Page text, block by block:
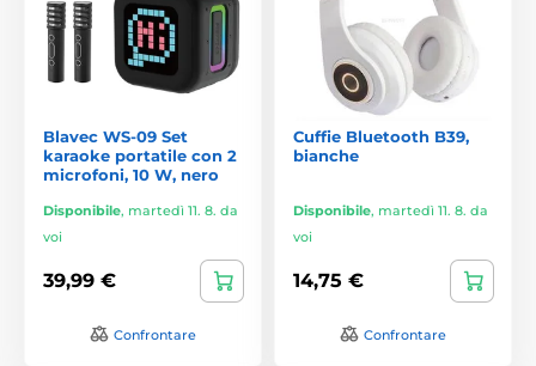
Blavec WS-09 Set
karaoke portatile con 2
microfoni, 10 W, nero
Disponibile, martedì 11. 8. da
voi
39,99 €
Confrontare
Cuffie Bluetooth B39,
bianche
Disponibile, martedì 11. 8. da
voi
14,75 €
Confrontare